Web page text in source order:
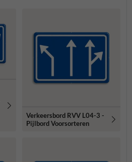
Verkeersbord RVV L04-3 -
Pijlbord Voorsorteren